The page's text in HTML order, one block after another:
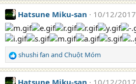
:a
c
t
i
o
n
s
:
Hatsune Miku-san 10/12/2017
R
e
a
shushi fan and Chuột Móm
Hatsune Miku-san
10/12/2017